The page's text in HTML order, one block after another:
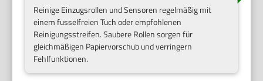
Reinige Einzugsrollen und Sensoren regelmäßig mit
einem fusselfreien Tuch oder empfohlenen
Reinigungsstreifen. Saubere Rollen sorgen für
gleichmäßigen Papiervorschub und verringern
Fehlfunktionen.